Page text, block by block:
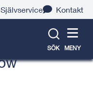
Självservice Kontakt
SÖK MENY
påverkas
7 under